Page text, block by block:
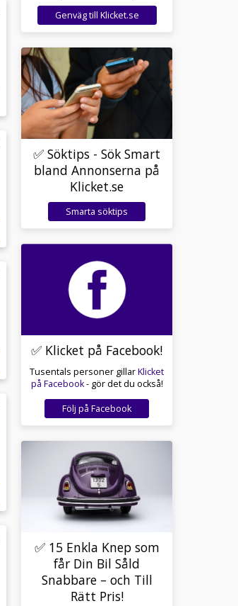
Genväg till Klicket.se
✅ Söktips - Sök Smart
bland Annonserna på
Klicket.se
Smarta söktips
✅ Klicket på Facebook!
Tusentals personer gillarKlicket
på Facebook- gör det du också!
Följ på Facebook
✅ 15 Enkla Knep som
får Din Bil Såld
Snabbare – och Till
Rätt Pris!